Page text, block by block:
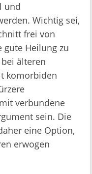
und
Wichtig sei,
frei von
gute Heilung zu
älteren
komorbiden
verbundene
sein. Die
eine Option,
erwogen